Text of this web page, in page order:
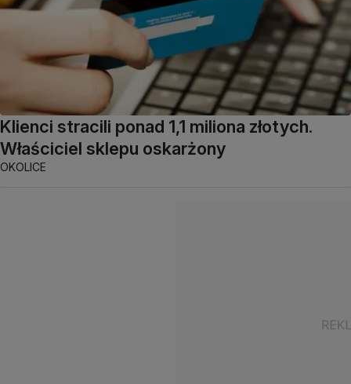
Klienci stracili ponad 1,1 miliona złotych.
Właściciel sklepu oskarżony
OKOLICE